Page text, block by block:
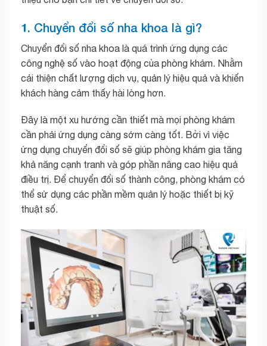
1. Chuyển đổi số nha khoa là gì?
Chuyển đổi số nha khoa là quá trình ứng dụng các
công nghệ số vào hoạt động của phòng khám. Nhằm
cải thiện chất lượng dịch vụ, quản lý hiệu quả và khiến
khách hàng cảm thấy hài lòng hơn.
Đây là một xu hướng cần thiết mà mọi phòng khám
cần phải ứng dụng càng sớm càng tốt. Bởi vì việc
ứng dụng chuyển đổi số sẽ giúp phòng khám gia tăng
khả năng cạnh tranh và góp phần nâng cao hiệu quả
điều trị. Để chuyển đổi số thành công, phòng khám có
thể sử dụng các phần mềm quản lý hoặc thiết bị kỹ
thuật số.